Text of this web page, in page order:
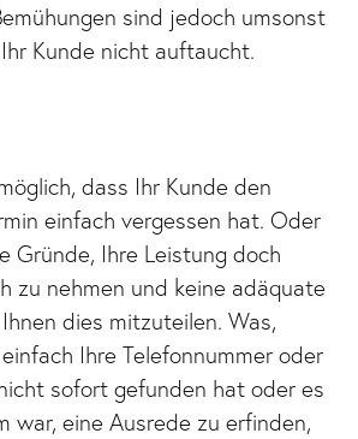
sind jedoch umsonst
Kunde nicht auftaucht.
dass Ihr Kunde den
einfach vergessen hat. Oder
Gründe, Ihre Leistung doch
zu nehmen und keine adäquate
dies mitzuteilen. Was,
Ihre Telefonnummer oder
sofort gefunden hat oder es
war, eine Ausrede zu erfinden,